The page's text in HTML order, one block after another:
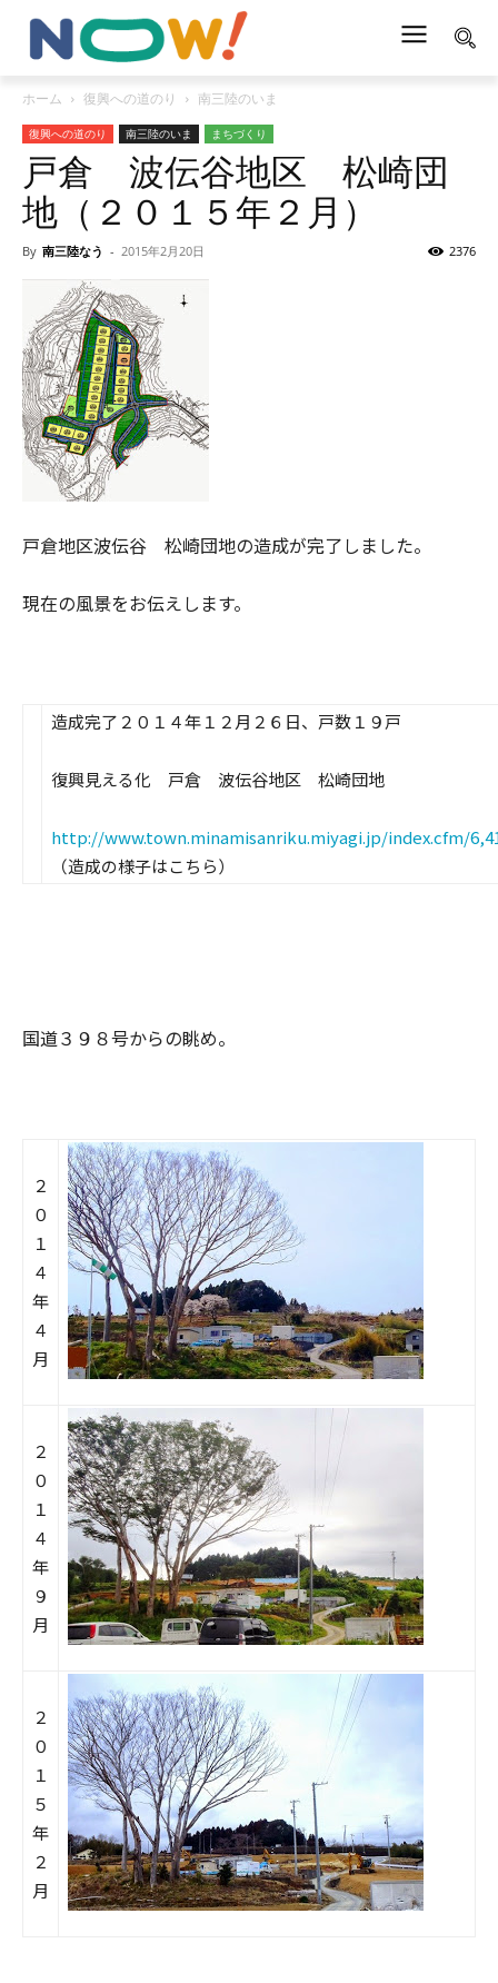
ホーム 復興への道のり 南三陸のいま
復興への道のり 南三陸のいま まちづくり
戸倉 波伝谷地区 松崎団
地（２０１５年２月）
By 南三陸なう - 2015年2月20日 2376
戸倉地区波伝谷 松崎団地の造成が完了しました。
現在の風景をお伝えします。
造成完了２０１４年１２月２６日、戸数１９戸
復興見える化 戸倉 波伝谷地区 松崎団地
http://www.town.minamisanriku.miyagi.jp/index.cfm/
（造成の様子はこちら）
国道３９８号からの眺め。
２
０
１
４
年
４
月
２
０
１
４
年
９
月
２
０
１
５
年
２
月